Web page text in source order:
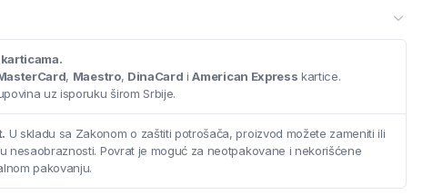
, Maestro, DinaCard iAmerican Express kartice.
uz isporuku širom Srbije.
U skladu sa Zakonom o zaštiti potrošača, proizvod možete zameniti ili
nesaobraznosti. Povrat je moguć za neotpakovane i nekorišćene
pakovanju.